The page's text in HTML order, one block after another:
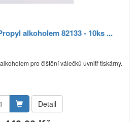
alkoholem 82133 - 10ks ...
pro čištění válečků uvnitř tiskárny.
Detail